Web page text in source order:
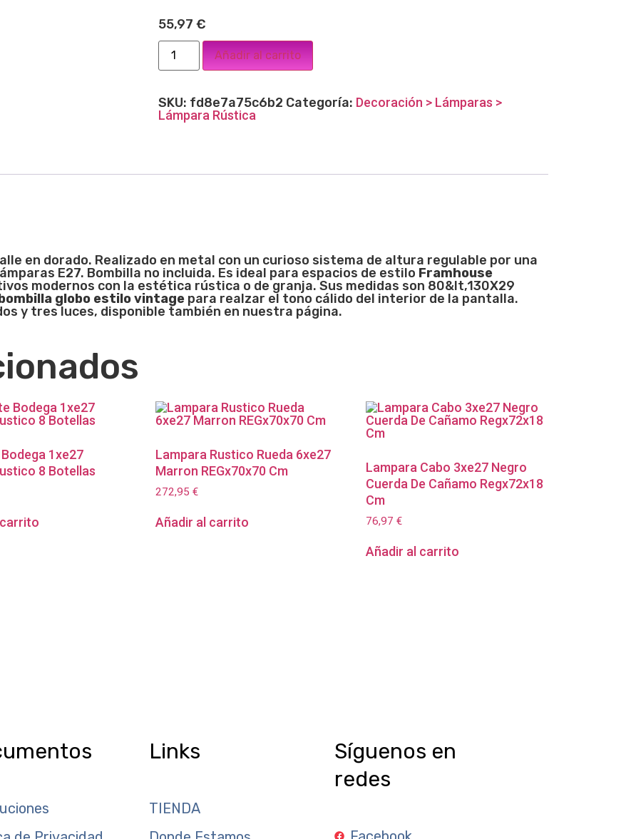
55,97 €
Añadir al carrito
SKU: fd8e7a75c6b2 Categoría: Decoración > Lámparas >
Lámpara Rústica
en dorado. Realizado en metal con un curioso sistema de altura regulable por una
E27. Bombilla no incluida. Es ideal para espacios de estilo Framhouse
modernos con la estética rústica o de granja. Sus medidas son 80&lt,130X29
globo estilo vintage para realzar el tono cálido del interior de la pantalla.
y tres luces, disponible también en nuestra página.
1xe27
8 Botellas
Lampara Rustico Rueda 6xe27
Marron REGx70x70 Cm
272,95€
Añadir al carrito
Lampara Cabo 3xe27 Negro
Cuerda De Cañamo Regx72x18
Cm
76,97€
Añadir al carrito
Links
TIENDA
Síguenos en
redes